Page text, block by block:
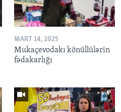
MART 14, 2025
Mukaçevodakı könüllülərin
fədakarlığı